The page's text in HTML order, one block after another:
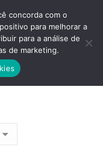
PRECO
aqui:
concorda com o
para melhorar a
para a análise de
de marketing.